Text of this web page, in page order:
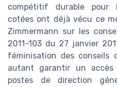
compétitif durable pour
cotées ont déjà vécu ce
Zimmermann sur les
2011-103 du 27 janvier
féminisation des conseils
autant garantir un
postes de direction